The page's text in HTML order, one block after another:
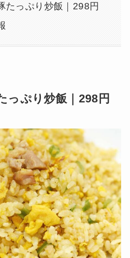
たっぷり炒飯｜298円
っぷり炒飯｜298円